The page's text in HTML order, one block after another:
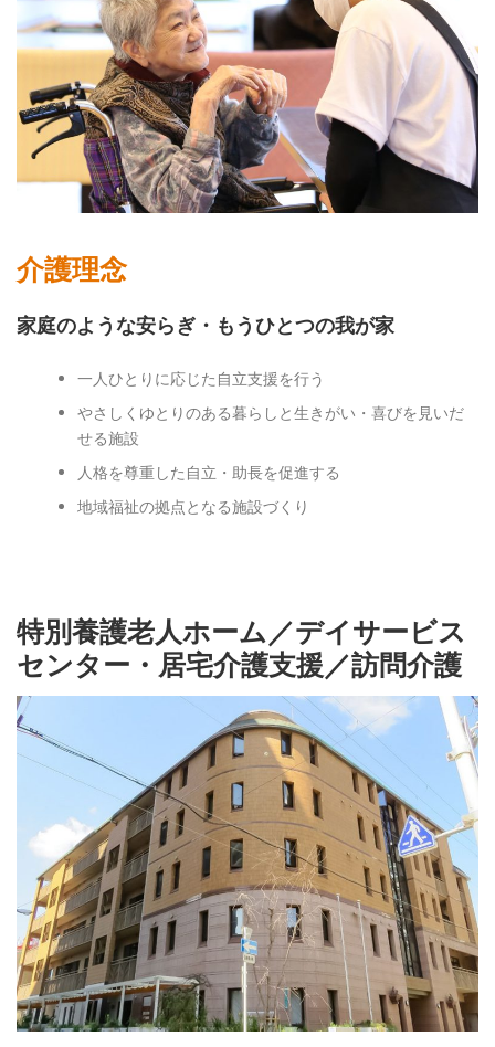
介護理念
家庭のような安らぎ・もうひとつの我が家
一人ひとりに応じた自立支援を行う
やさしくゆとりのある暮らしと生きがい・喜びを見いだ
せる施設
人格を尊重した自立・助長を促進する
地域福祉の拠点となる施設づくり
特別養護老人ホーム／デイサービス
センター・居宅介護支援／訪問介護